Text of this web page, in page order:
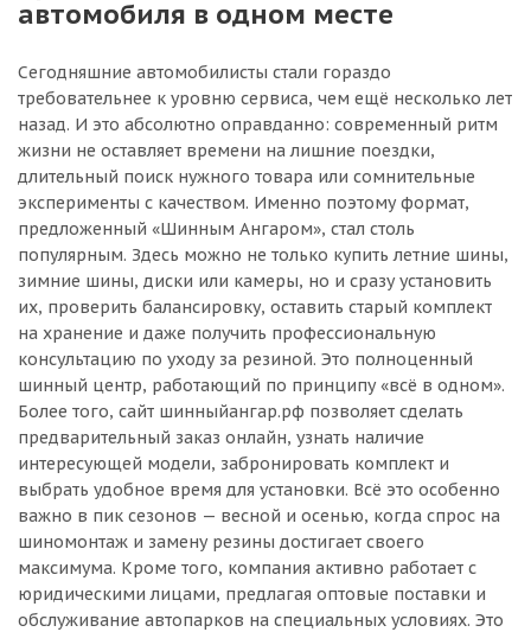
автомобиля в одном месте
Сегодняшние автомобилисты стали гораздо
требовательнее к уровню сервиса, чем ещё несколько лет
назад. И это абсолютно оправданно: современный ритм
жизни не оставляет времени на лишние поездки,
длительный поиск нужного товара или сомнительные
эксперименты с качеством. Именно поэтому формат,
предложенный «Шинным Ангаром», стал столь
популярным. Здесь можно не только купить летние шины,
зимние шины, диски или камеры, но и сразу установить
их, проверить балансировку, оставить старый комплект
на хранение и даже получить профессиональную
консультацию по уходу за резиной. Это полноценный
шинный центр, работающий по принципу «всё в одном».
Более того, сайт шинныйангар.рф позволяет сделать
предварительный заказ онлайн, узнать наличие
интересующей модели, забронировать комплект и
выбрать удобное время для установки. Всё это особенно
важно в пик сезонов — весной и осенью, когда спрос на
шиномонтаж и замену резины достигает своего
максимума. Кроме того, компания активно работает с
юридическими лицами, предлагая оптовые поставки и
обслуживание автопарков на специальных условиях. Это